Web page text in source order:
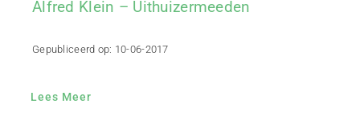
Alfred Klein – Uithuizermeeden
Gepubliceerd op: 10-06-2017
Lees Meer